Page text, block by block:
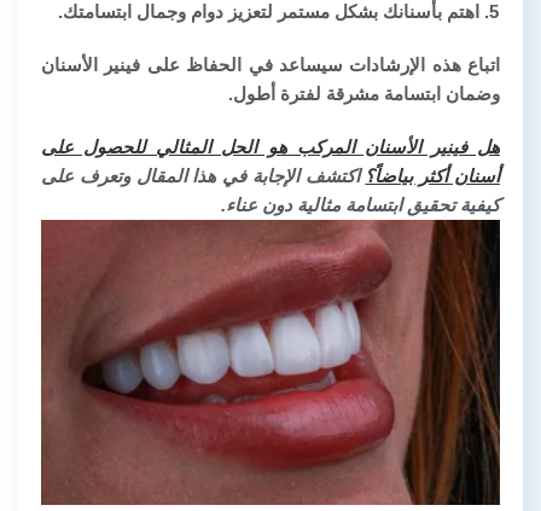
اهتم بأسنانك بشكل مستمر لتعزيز دوام وجمال ابتسامتك.
اتباع هذه الإرشادات سيساعد في الحفاظ على فينير الأسنان
وضمان ابتسامة مشرقة لفترة أطول.
هل فينير الأسنان المركب هو الحل المثالي للحصول على
أسنان أكثر بياضاً؟ اكتشف الإجابة في هذا المقال وتعرف على
كيفية تحقيق ابتسامة مثالية دون عناء.